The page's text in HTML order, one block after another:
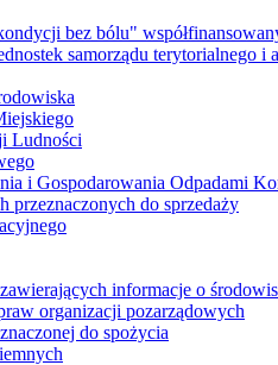
bez bólu"
samorządu terytorialnego i
Ludności
i Gospodarowania Odpadami
przeznaczonych do sprzedaży
informacje o
organizacji pozarządowych
do spożycia